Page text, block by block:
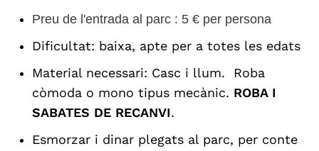
Preu de l'entrada al parc : 5 € per persona
Dificultat: baixa, apte per a totes les edats
Material necessari: Casc i llum. Roba
còmoda o mono tipus mecànic. ROBA I
SABATES DE RECANVI.
Esmorzar i dinar plegats al parc, per conte